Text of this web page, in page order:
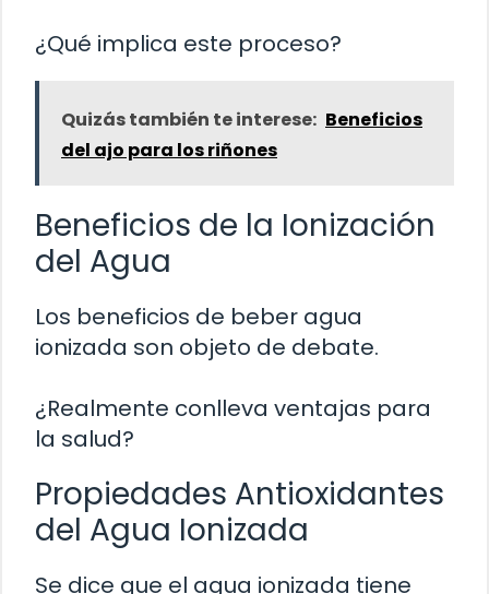
¿Qué implica este proceso?
Quizás también te interese: Beneficios
del ajo para los riñones
Beneficios de la Ionización
del Agua
Los beneficios de beber agua
ionizada son objeto de debate.
¿Realmente conlleva ventajas para
la salud?
Propiedades Antioxidantes
del Agua Ionizada
Se dice que el agua ionizada tiene